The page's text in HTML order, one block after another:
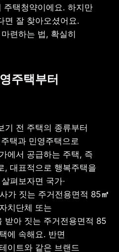
주택청약이에요. 하지만
면 잘 찾아오셨어요.
련하는 법, 확실히
주택부터
기 전 주택의 종류부터
택과 민영주택으로
에서 공급하는 주택, 즉
, 대표적으로 행복주택을
펴보자면 국가·
가 짓는 주거전용면적 85㎡
치단체 또는
받아 짓는 주거전용면적 85
에 속해요. 반면
이트와 같은 브랜드